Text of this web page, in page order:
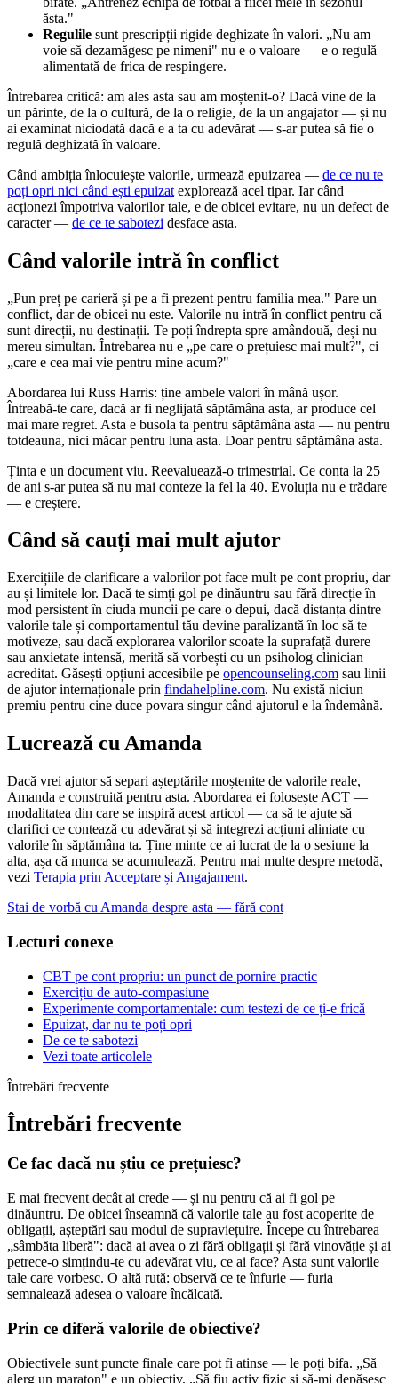
ăsta."
Regulile sunt prescripții rigide deghizate în valori. „Nu am
voie să dezamăgesc pe nimeni" nu e o valoare — e o regulă
alimentată de frica de respingere.
Întrebarea critică: am ales asta sau am moștenit-o? Dacă vine de la
un părinte, de la o cultură, de la o religie, de la un angajator — și nu
ai examinat niciodată dacă e a ta cu adevărat — s-ar putea să fie o
regulă deghizată în valoare.
Când ambiția înlocuiește valorile, urmează epuizarea — de ce nu te
poți opri nici când ești epuizat explorează acel tipar. Iar când
acționezi împotriva valorilor tale, e de obicei evitare, nu un defect de
caracter — de ce te sabotezi desface asta.
Când valorile intră în conflict
„Pun preț pe carieră și pe a fi prezent pentru familia mea." Pare un
conflict, dar de obicei nu este. Valorile nu intră în conflict pentru că
sunt direcții, nu destinații. Te poți îndrepta spre amândouă, deși nu
mereu simultan. Întrebarea nu e „pe care o prețuiesc mai mult?", ci
„care e cea mai vie pentru mine acum?"
Abordarea lui Russ Harris: ține ambele valori în mână ușor.
Întreabă-te care, dacă ar fi neglijată săptămâna asta, ar produce cel
mai mare regret. Asta e busola ta pentru săptămâna asta — nu pentru
totdeauna, nici măcar pentru luna asta. Doar pentru săptămâna asta.
Ținta e un document viu. Reevaluează-o trimestrial. Ce conta la 25
de ani s-ar putea să nu mai conteze la fel la 40. Evoluția nu e trădare
— e creștere.
Când să cauți mai mult ajutor
Exercițiile de clarificare a valorilor pot face mult pe cont propriu, dar
au și limitele lor. Dacă te simți gol pe dinăuntru sau fără direcție în
mod persistent în ciuda muncii pe care o depui, dacă distanța dintre
valorile tale și comportamentul tău devine paralizantă în loc să te
motiveze, sau dacă explorarea valorilor scoate la suprafață durere
sau anxietate intensă, merită să vorbești cu un psiholog clinician
acreditat. Găsești opțiuni accesibile pe opencounseling.com sau linii
de ajutor internaționale prin findahelpline.com. Nu există niciun
premiu pentru cine duce povara singur când ajutorul e la îndemână.
Lucrează cu Amanda
Dacă vrei ajutor să separi așteptările moștenite de valorile reale,
Amanda e construită pentru asta. Abordarea ei folosește ACT —
modalitatea din care se inspiră acest articol — ca să te ajute să
clarifici ce contează cu adevărat și să integrezi acțiuni aliniate cu
valorile în săptămâna ta. Ține minte ce ai lucrat de la o sesiune la
alta, așa că munca se acumulează. Pentru mai multe despre metodă,
vezi Terapia prin Acceptare și Angajament.
Stai de vorbă cu Amanda despre asta — fără cont
Lecturi conexe
CBT pe cont propriu: un punct de pornire practic
Exercițiu de auto-compasiune
Experimente comportamentale: cum testezi de ce ți-e frică
Epuizat, dar nu te poți opri
De ce te sabotezi
Vezi toate articolele
Întrebări frecvente
Întrebări frecvente
Ce fac dacă nu știu ce prețuiesc?
E mai frecvent decât ai crede — și nu pentru că ai fi gol pe
dinăuntru. De obicei înseamnă că valorile tale au fost acoperite de
obligații, așteptări sau modul de supraviețuire. Începe cu întrebarea
„sâmbăta liberă": dacă ai avea o zi fără obligații și fără vinovăție și ai
petrece-o simțindu-te cu adevărat viu, ce ai face? Asta sunt valorile
tale care vorbesc. O altă rută: observă ce te înfurie — furia
semnalează adesea o valoare încălcată.
Prin ce diferă valorile de obiective?
Obiectivele sunt puncte finale care pot fi atinse — le poți bifa. „Să
alerg un maraton" e un obiectiv. „Să fiu activ fizic și să-mi depășesc